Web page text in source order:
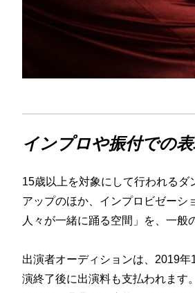
インプロや振付での
15歳以上を対象にして行われる
アップのほか、インプロビゼーシ
人々が一緒に踊る空間」を、一般
出演者オーディションは、2019
演終了後に出演料も支払われます